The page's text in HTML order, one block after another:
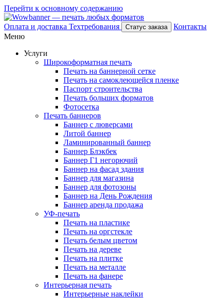
Перейти к основному содержанию
Оплата и доставка Техтребования Статус заказа
Контакты
Меню
Услуги
Широкоформатная печать
Печать на баннерной сетке
Печать на самоклеющейся пленке
Паспорт строительства
Печать больших форматов
Фотосетка
Печать баннеров
Баннер с люверсами
Литой баннер
Ламинированный баннер
Баннер Блэкбек
Баннер Г1 негорючий
Баннер на фасад здания
Баннер для магазина
Баннер для фотозоны
Баннер на День Рождения
Баннер аренда продажа
УФ-печать
Печать на пластике
Печать на оргстекле
Печать белым цветом
Печать на дереве
Печать на плитке
Печать на металле
Печать на фанере
Интерьерная печать
Интерьерные наклейки